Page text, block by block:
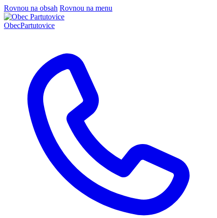
Rovnou na obsah Rovnou na menu
ObecPartutovice